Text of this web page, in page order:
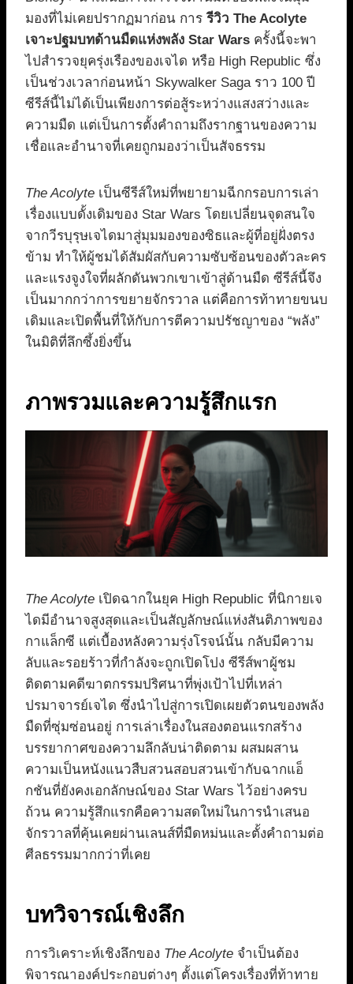
มองที่ไม่เคยปรากฏมาก่อน การรีวิว The Acolyte
เจาะปฐมบทด้านมืดแห่งพลัง Star Wars ครั้งนี้จะพา
ไปสำรวจยุครุ่งเรืองของเจได หรือ High Republic ซึ่ง
เป็นช่วงเวลาก่อนหน้า Skywalker Saga ราว 100 ปี
ซีรีส์นี้ไม่ได้เป็นเพียงการต่อสู้ระหว่างแสงสว่างและ
ความมืด แต่เป็นการตั้งคำถามถึงรากฐานของความ
เชื่อและอำนาจที่เคยถูกมองว่าเป็นสัจธรรม
The Acolyte เป็นซีรีส์ใหม่ที่พยายามฉีกกรอบการเล่า
เรื่องแบบดั้งเดิมของ Star Wars โดยเปลี่ยนจุดสนใจ
จากวีรบุรุษเจไดมาสู่มุมมองของซิธและผู้ที่อยู่ฝั่งตรง
ข้าม ทำให้ผู้ชมได้สัมผัสกับความซับซ้อนของตัวละคร
และแรงจูงใจที่ผลักดันพวกเขาเข้าสู่ด้านมืด ซีรีส์นี้จึง
เป็นมากกว่าการขยายจักรวาล แต่คือการท้าทายขนบ
เดิมและเปิดพื้นที่ให้กับการตีความปรัชญาของ “พลัง”
ในมิติที่ลึกซึ้งยิ่งขึ้น
ภาพรวมและความรู้สึกแรก
The Acolyte เปิดฉากในยุค High Republic ที่นิกายเจ
ไดมีอำนาจสูงสุดและเป็นสัญลักษณ์แห่งสันติภาพของ
กาแล็กซี แต่เบื้องหลังความรุ่งโรจน์นั้น กลับมีความ
ลับและรอยร้าวที่กำลังจะถูกเปิดโปง ซีรีส์พาผู้ชม
ติดตามคดีฆาตกรรมปริศนาที่พุ่งเป้าไปที่เหล่า
ปรมาจารย์เจได ซึ่งนำไปสู่การเปิดเผยตัวตนของพลัง
มืดที่ซุ่มซ่อนอยู่ การเล่าเรื่องในสองตอนแรกสร้าง
บรรยากาศของความลึกลับน่าติดตาม ผสมผสาน
ความเป็นหนังแนวสืบสวนสอบสวนเข้ากับฉากแอ็
กชันที่ยังคงเอกลักษณ์ของ Star Wars ไว้อย่างครบ
ถ้วน ความรู้สึกแรกคือความสดใหม่ในการนำเสนอ
จักรวาลที่คุ้นเคยผ่านเลนส์ที่มืดหม่นและตั้งคำถามต่อ
ศีลธรรมมากกว่าที่เคย
บทวิจารณ์เชิงลึก
การวิเคราะห์เชิงลึกของ The Acolyte จำเป็นต้อง
พิจารณาองค์ประกอบต่างๆ ตั้งแต่โครงเรื่องที่ท้าทาย